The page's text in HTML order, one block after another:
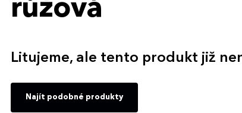
růžová
Litujeme, ale tento produkt již
Najít podobné produkty